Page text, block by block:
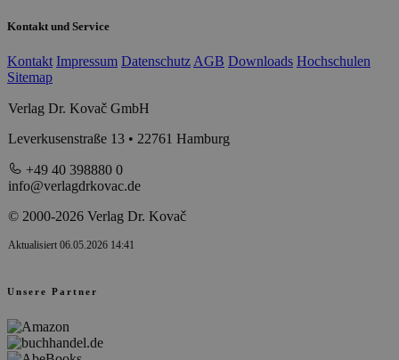
Kontakt und Service
Kontakt Impressum Datenschutz AGB Downloads Hochschulen
Sitemap
Verlag Dr. Kovač GmbH
Leverkusenstraße 13 • 22761 Hamburg
+49 40 398880 0
info@verlagdrkovac.de
© 2000-2026 Verlag Dr. Kovač
Aktualisiert 06.05.2026 14:41
Unsere Partner